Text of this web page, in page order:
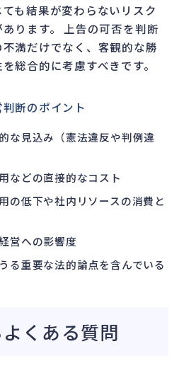
も結果が変わらないリスク
ります。 上告の可否を判断
満だけでなく、客観的な勝
総合的に考慮すべきです。
断のポイント
な見込み（憲法違反や判例違
などの直接的なコスト
の低下や社内リソースの消費と
営への影響度
る重要な法的論点を含んでいる
くある質問